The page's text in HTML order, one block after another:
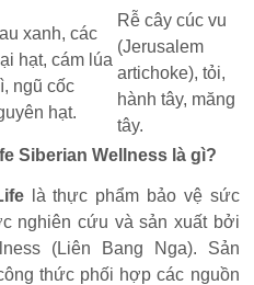
xanh, các
hạt, cám lúa
ngũ cốc
hạt.
Rễ cây cúc vu
(Jerusalem
artichoke), tỏi,
hành tây, măng
tây.
Siberian Wellness là gì?
là thực phẩm bảo vệ sức
nghiên cứu và sản xuất bởi
(Liên Bang Nga). Sản
thức phối hợp các nguồn